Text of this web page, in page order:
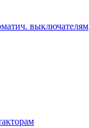
выключателям